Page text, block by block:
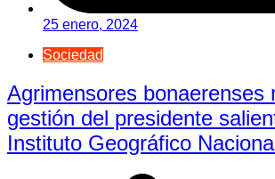
25 enero, 2024
Sociedad
Agrimensores bonaerenses
gestión del presidente
Instituto Geográfico